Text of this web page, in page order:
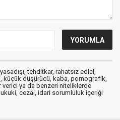
tehditkar, rahatsız edici,
küçük düşürücü, kaba, pornografik,
verici ya da benzeri niteliklerde
cezai, idari sorumluluk içeriği